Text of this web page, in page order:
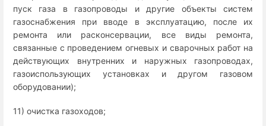
пуск газа в газопроводы и другие объекты систем
газоснабжения при вводе в эксплуатацию, после их
ремонта или расконсервации, все виды ремонта,
связанные с проведением огневых и сварочных работ на
действующих внутренних и наружных газопроводах,
газоиспользующих установках и другом газовом
оборудовании);
11) очистка газоходов;